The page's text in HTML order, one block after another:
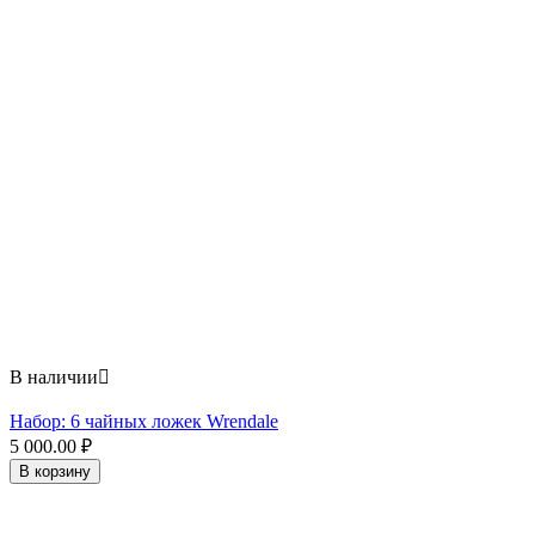
В наличии
Набор: 6 чайных ложек Wrendale
5 000.00 ₽
В корзину